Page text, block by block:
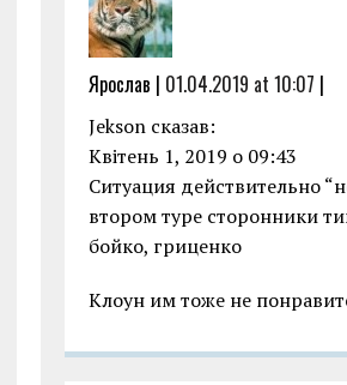
Ярослав | 01.04.2019 at 10:07 |
Jekson сказав:
Квітень 1, 2019 о 09:43
Ситуация действительно
втором туре сторонники
бойко, гриценко
Клоун им тоже не